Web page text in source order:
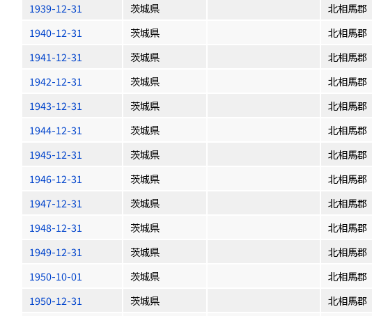
1939-12-31
茨城県 北相馬郡
1940-12-31
茨城県 北相馬郡
1941-12-31
茨城県 北相馬郡
1942-12-31
茨城県 北相馬郡
1943-12-31
茨城県 北相馬郡
1944-12-31
茨城県 北相馬郡
1945-12-31
茨城県 北相馬郡
1946-12-31
茨城県 北相馬郡
1947-12-31
茨城県 北相馬郡
1948-12-31
茨城県 北相馬郡
1949-12-31
茨城県 北相馬郡
1950-10-01
茨城県 北相馬郡
1950-12-31
茨城県 北相馬郡